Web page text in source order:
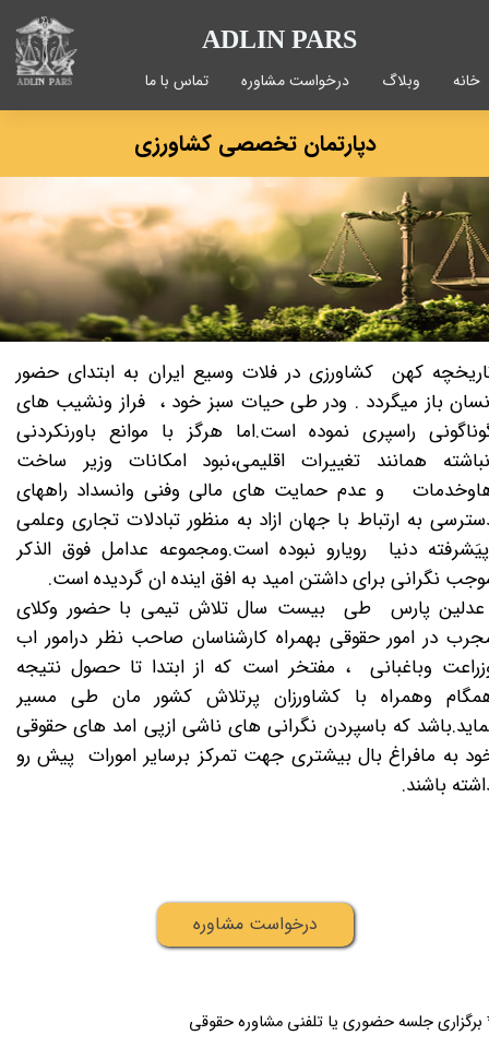
ADLIN PARS
خانه وبلاگ درخواست مشاوره تماس با ما
دپارتمان تخصصی کشاورزی
کهن کشاورزی در فلات وسیع ایران به ابتدای حضور
باز میگردد . ودر طی حیات سبز خود ، فراز ونشیب های
راسپری نموده است.اما هرگز با موانع باورنکردنی
همانند تغییرات اقلیمی،نبود امکانات وزیر ساخت
و عدم حمایت های مالی وفنی وانسداد راههای
به ارتباط با جهان ازاد به منظور تبادلات تجاری وعلمی
دنیا رویارو نبوده است.ومجموعه عدامل فوق الذکر
نگرانی برای داشتن امید به افق اینده ان گردیده است.
پارس طی بیست سال تلاش تیمی با حضور وکلای
در امور حقوقی بهمراه کارشناسان صاحب نظر درامور اب
وباغبانی ، مفتخر است که از ابتدا تا حصول نتیجه
وهمراه با کشاورزان پرتلاش کشور مان طی مسیر
که باسپردن نگرانی های ناشی ازپی امد های حقوقی
به مافراغ بال بیشتری جهت تمرکز برسایر امورات پیش رو
باشند.
درخواست مشاوره
جلسه حضوری یا تلفنی مشاوره حقوقی